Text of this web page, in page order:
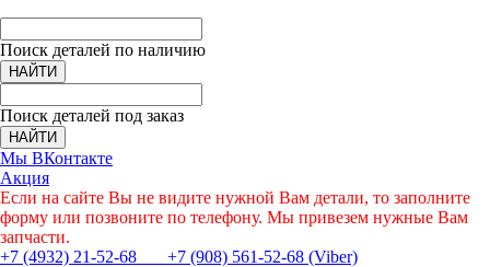
Поиск деталей по наличию
НАЙТИ
Поиск деталей под заказ
НАЙТИ
Мы ВКонтакте
Акция
Если на сайте Вы не видите нужной Вам детали, то заполните
форму или позвоните по телефону. Мы привезем нужные Вам
запчасти.
+7 (4932) 21-52-68
+7 (908) 561-52-68 (Viber)